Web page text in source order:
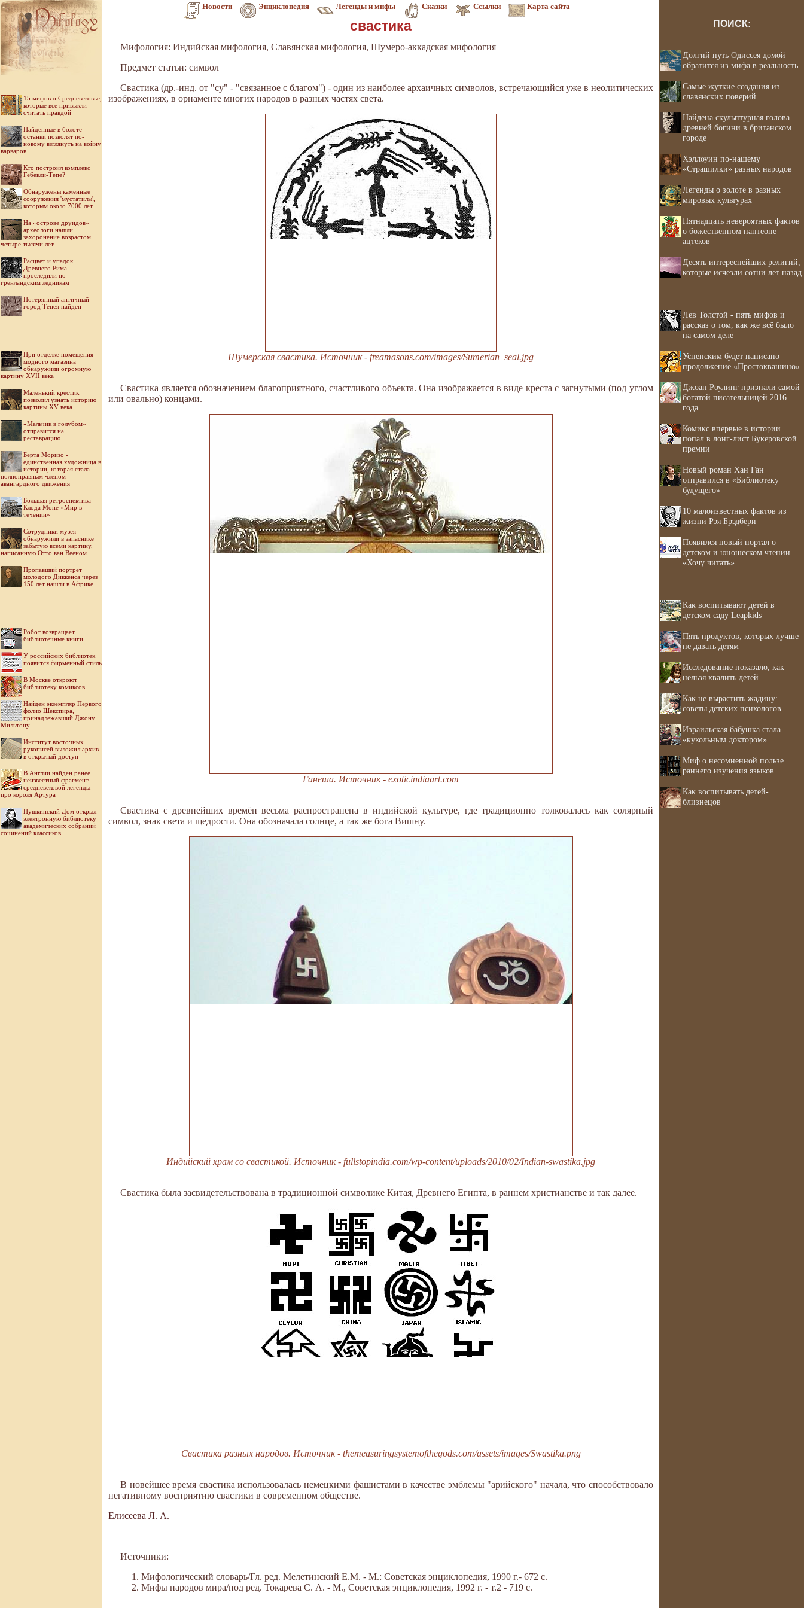
Новости Энциклопедия Легенды и мифы Сказки Ссылки Карта сайта
15 мифов о Средневековье,
которые все привыкли
считать правдой
Найденные в болоте
останки позволят по-
новому взглянуть на войну
варваров
Кто построил комплекс
Гёбекли-Тепе?
Обнаружены каменные
сооружения 'мустатилы',
которым около 7000 лет
На «острове друидов»
археологи нашли
захоронение возрастом
четыре тысячи лет
Расцвет и упадок
Древнего Рима
проследили по
гренландским ледникам
Потерянный античный
город Тенея найден
При отделке помещения
модного магазина
обнаружили огромную
картину XVII века
Маленький крестик
позволил узнать историю
картины XV века
«Мальчик в голубом»
отправится на
реставрацию
Берта Моризо -
единственная художница в
истории, которая стала
полноправным членом
авангардного движения
Большая ретроспектива
Клода Моне «Мир в
течении»
Cотрудники музея
обнаружили в запаснике
забытую всеми картину,
написанную Отто ван Вееном
Пропавший портрет
молодого Диккенса через
150 лет нашли в Африке
Робот возвращает
библиотечные книги
У российских библиотек
появится фирменный стиль
В Москве откроют
библиотеку комиксов
Найден экземпляр Первого
фолио Шекспира,
принадлежавший Джону
Мильтону
Институт восточных
рукописей выложил архив
в открытый доступ
В Англии найден ранее
неизвестный фрагмент
средневековой легенды
про короля Артура
Пушкинский Дом открыл
электронную библиотеку
академических собраний
сочинений классиков
свастика
Мифология: Индийская мифология, Славянская мифология, Шумеро-аккадская мифология
Предмет статьи: символ
Свастика (др.-инд. от "су" - "связанное с благом") - один из наиболее архаичных символов, встречающийся уже в неолитических
изображениях, в орнаменте многих народов в разных частях света.
Шумерская свастика. Источник - freamasons.com/images/Sumerian_seal.jpg
Свастика является обозначением благоприятного, счастливого объекта. Она изображается в виде креста с загнутыми (под углом
или овально) концами.
Ганеша. Источник - exoticindiaart.com
Свастика с древнейших времён весьма распространена в индийской культуре, где традиционно толковалась как солярный
символ, знак света и щедрости. Она обозначала солнце, а так же бога Вишну.
Индийский храм со свастикой. Источник - fullstopindia.com/wp-content/uploads/2010/02/Indian-swastika.jpg
Свастика была засвидетельствована в традиционной символике Китая, Древнего Египта, в раннем христианстве и так далее.
Свастика разных народов. Источник - themeasuringsystemofthegods.com/assets/images/Swastika.png
В новейшее время свастика использовалась немецкими фашистами в качестве эмблемы "арийского" начала, что способствовало
негативному восприятию свастики в современном обществе.
Елисеева Л. А.
Источники:
Мифологический словарь/Гл. ред. Мелетинский Е.М. - М.: Советская энциклопедия, 1990 г.- 672 с.
Мифы народов мира/под ред. Токарева С. А. - М., Советская энциклопедия, 1992 г. - т.2 - 719 с.
ПОИСК:
Долгий путь Одиссея домой
обратится из мифа в реальность
Самые жуткие создания из
славянских поверий
Найдена скульптурная голова
древней богини в британском
городе
Хэллоуин по-нашему
«Страшилки» разных народов
Легенды о золоте в разных
мировых культурах
Пятнадцать невероятных фактов
о божественном пантеоне
ацтеков
Десять интереснейших религий,
которые исчезли сотни лет назад
Лев Толстой - пять мифов и
рассказ о том, как же всё было
на самом деле
Успенским будет написано
продолжение «Простоквашино»
Джоан Роулинг признали самой
богатой писательницей 2016
года
Комикс впервые в истории
попал в лонг-лист Букеровской
премии
Новый роман Хан Ган
отправился в «Библиотеку
будущего»
10 малоизвестных фактов из
жизни Рэя Брэдбери
Появился новый портал о
детском и юношеском чтении
«Хочу читать»
Как воспитывают детей в
детском саду Leapkids
Пять продуктов, которых лучше
не давать детям
Исследование показало, как
нельзя хвалить детей
Как не вырастить жадину:
советы детских психологов
Израильская бабушка стала
«кукольным доктором»
Миф о несомненной пользе
раннего изучения языков
Как воспитывать детей-
близнецов